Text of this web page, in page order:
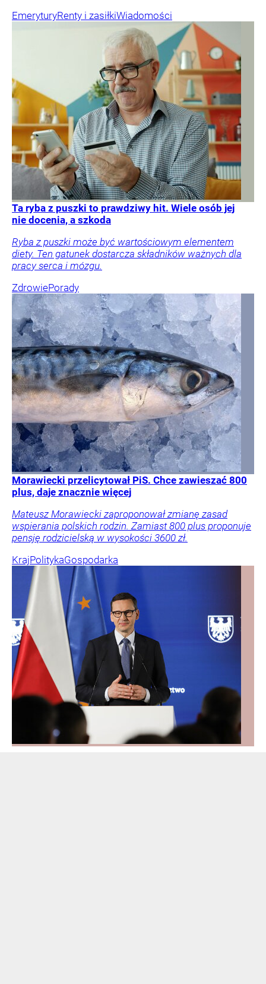
EmeryturyRenty i zasiłkiWiadomości
Ta ryba z puszki to prawdziwy hit. Wiele osób jej
nie docenia, a szkoda
Ryba z puszki może być wartościowym elementem
diety. Ten gatunek dostarcza składników ważnych dla
pracy serca i mózgu.
ZdrowiePorady
Morawiecki przelicytował PiS. Chce zawieszać 800
plus, daje znacznie więcej
Mateusz Morawiecki zaproponował zmianę zasad
wspierania polskich rodzin. Zamiast 800 plus proponuje
pensję rodzicielską w wysokości 3600 zł.
KrajPolitykaGospodarka